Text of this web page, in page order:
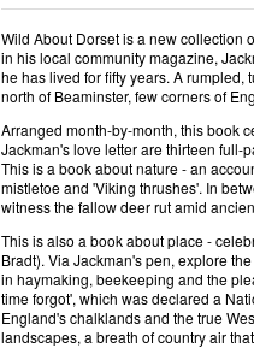
Wild About Dorset is a new collection
in his local community magazine,
he has lived for fifty years. A
north of Beaminster, few corners of
Arranged month-by-month, this book
Jackman's love letter are thirteen full-
This is a book about nature - an
mistletoe and 'Viking thrushes'. In
witness the fallow deer rut amid
This is also a book about place -
Bradt). Via Jackman's pen, explore
in haymaking, beekeeping and the
time forgot', which was declared a
England's chalklands and the true
landscapes, a breath of country air